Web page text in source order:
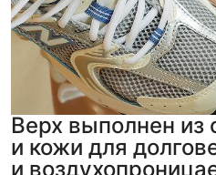
Верх выполнен из
и кожи для
и